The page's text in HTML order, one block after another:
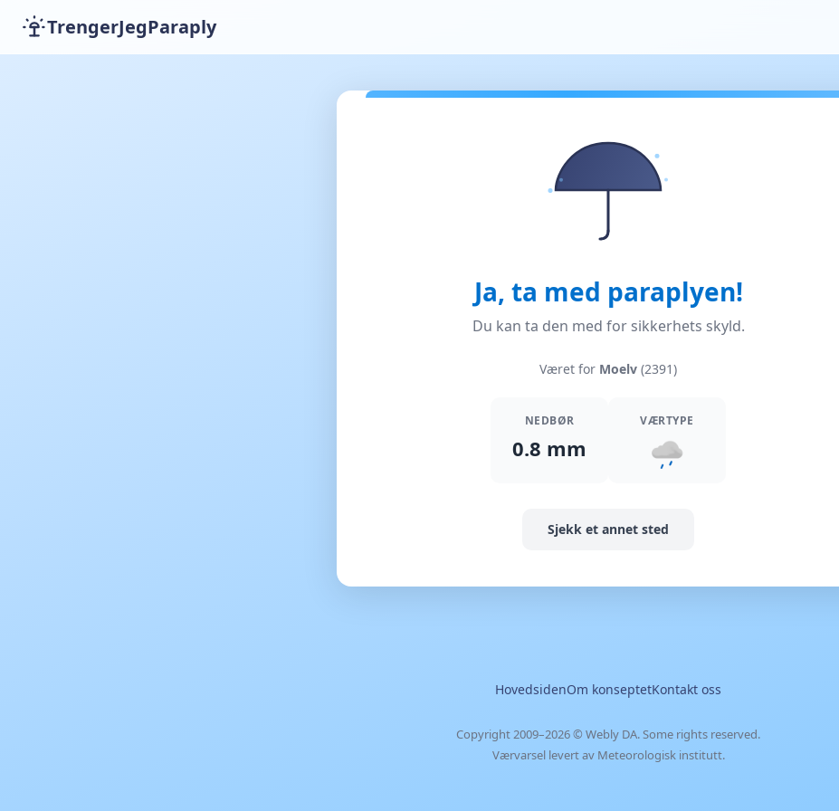
TrengerJegParaply
Ja, ta med paraplyen!
Du kan ta den med for sikkerhets skyld.
Været for Moelv (2391)
NEDBØR
0.8 mm
VÆRTYPE
Sjekk et annet sted
HovedsidenOm konseptetKontakt oss
Copyright 2009–2026 © Webly DA. Some rights reserved.
Værvarsel levert av Meteorologisk institutt.